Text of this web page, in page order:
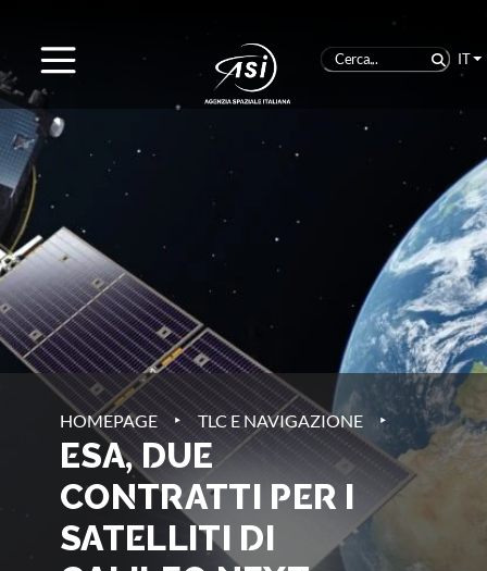
IT
HOMEPAGE ‣ TLC E NAVIGAZIONE ‣
ESA, DUE
CONTRATTI PER I
SATELLITI DI